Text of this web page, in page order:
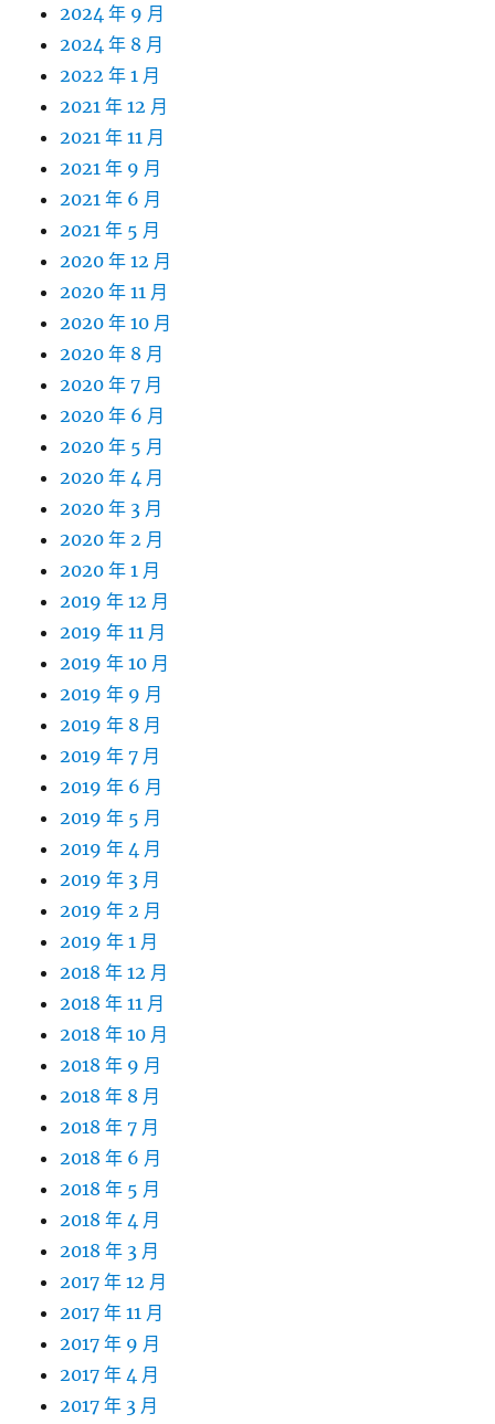
2024 年 9 月
2024 年 8 月
2022 年 1 月
2021 年 12 月
2021 年 11 月
2021 年 9 月
2021 年 6 月
2021 年 5 月
2020 年 12 月
2020 年 11 月
2020 年 10 月
2020 年 8 月
2020 年 7 月
2020 年 6 月
2020 年 5 月
2020 年 4 月
2020 年 3 月
2020 年 2 月
2020 年 1 月
2019 年 12 月
2019 年 11 月
2019 年 10 月
2019 年 9 月
2019 年 8 月
2019 年 7 月
2019 年 6 月
2019 年 5 月
2019 年 4 月
2019 年 3 月
2019 年 2 月
2019 年 1 月
2018 年 12 月
2018 年 11 月
2018 年 10 月
2018 年 9 月
2018 年 8 月
2018 年 7 月
2018 年 6 月
2018 年 5 月
2018 年 4 月
2018 年 3 月
2017 年 12 月
2017 年 11 月
2017 年 9 月
2017 年 4 月
2017 年 3 月